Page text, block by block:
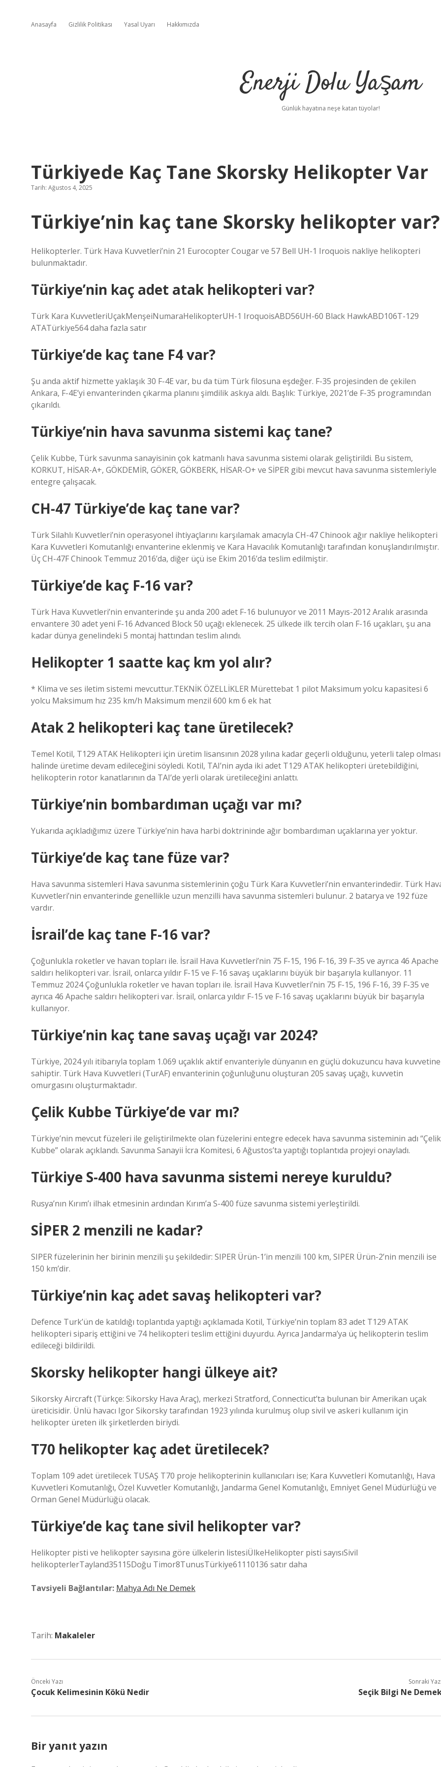
Anasayfa Gizlilik Politikası Yasal Uyarı Hakkımızda
Enerji Dolu Yaşam
Günlük hayatına neşe katan tüyolar!
Türkiyede Kaç Tane Skorsky Helikopter Var
Tarih: Ağustos 4, 2025
Türkiye’nin kaç tane Skorsky helikopter var?
Helikopterler. Türk Hava Kuvvetleri’nin 21 Eurocopter Cougar ve 57 Bell UH-1 Iroquois nakliye helikopteri
bulunmaktadır.
Türkiye’nin kaç adet atak helikopteri var?
Türk Kara KuvvetleriUçakMenşeiNumaraHelikopterUH-1 IroquoisABD56UH-60 Black HawkABD106T-129
ATATürkiye564 daha fazla satır
Türkiye’de kaç tane F4 var?
Şu anda aktif hizmette yaklaşık 30 F-4E var, bu da tüm Türk filosuna eşdeğer. F-35 projesinden de çekilen
Ankara, F-4E’yi envanterinden çıkarma planını şimdilik askıya aldı. Başlık: Türkiye, 2021’de F-35 programından
çıkarıldı.
Türkiye’nin hava savunma sistemi kaç tane?
Çelik Kubbe, Türk savunma sanayisinin çok katmanlı hava savunma sistemi olarak geliştirildi. Bu sistem,
KORKUT, HİSAR-A+, GÖKDEMİR, GÖKER, GÖKBERK, HİSAR-O+ ve SİPER gibi mevcut hava savunma sistemleriyle
entegre çalışacak.
CH-47 Türkiye’de kaç tane var?
Türk Silahlı Kuvvetleri’nin operasyonel ihtiyaçlarını karşılamak amacıyla CH-47 Chinook ağır nakliye helikopteri
Kara Kuvvetleri Komutanlığı envanterine eklenmiş ve Kara Havacılık Komutanlığı tarafından konuşlandırılmıştır.
Üç CH-47F Chinook Temmuz 2016’da, diğer üçü ise Ekim 2016’da teslim edilmiştir.
Türkiye’de kaç F-16 var?
Türk Hava Kuvvetleri’nin envanterinde şu anda 200 adet F-16 bulunuyor ve 2011 Mayıs-2012 Aralık arasında
envantere 30 adet yeni F-16 Advanced Block 50 uçağı eklenecek. 25 ülkede ilk tercih olan F-16 uçakları, şu ana
kadar dünya genelindeki 5 montaj hattından teslim alındı.
Helikopter 1 saatte kaç km yol alır?
* Klima ve ses iletim sistemi mevcuttur.TEKNİK ÖZELLİKLER Mürettebat 1 pilot Maksimum yolcu kapasitesi 6
yolcu Maksimum hız 235 km/h Maksimum menzil 600 km 6 ek hat
Atak 2 helikopteri kaç tane üretilecek?
Temel Kotil, T129 ATAK Helikopteri için üretim lisansının 2028 yılına kadar geçerli olduğunu, yeterli talep olması
halinde üretime devam edileceğini söyledi. Kotil, TAI’nin ayda iki adet T129 ATAK helikopteri üretebildiğini,
helikopterin rotor kanatlarının da TAI’de yerli olarak üretileceğini anlattı.
Türkiye’nin bombardıman uçağı var mı?
Yukarıda açıkladığımız üzere Türkiye’nin hava harbi doktrininde ağır bombardıman uçaklarına yer yoktur.
Türkiye’de kaç tane füze var?
Hava savunma sistemleri Hava savunma sistemlerinin çoğu Türk Kara Kuvvetleri’nin envanterindedir. Türk
Kuvvetleri’nin envanterinde genellikle uzun menzilli hava savunma sistemleri bulunur. 2 batarya ve 192 füze
vardır.
İsrail’de kaç tane F-16 var?
Çoğunlukla roketler ve havan topları ile. İsrail Hava Kuvvetleri’nin 75 F-15, 196 F-16, 39 F-35 ve ayrıca 46 Apache
saldırı helikopteri var. İsrail, onlarca yıldır F-15 ve F-16 savaş uçaklarını büyük bir başarıyla kullanıyor. 11
Temmuz 2024 Çoğunlukla roketler ve havan topları ile. İsrail Hava Kuvvetleri’nin 75 F-15, 196 F-16, 39 F-35 ve
ayrıca 46 Apache saldırı helikopteri var. İsrail, onlarca yıldır F-15 ve F-16 savaş uçaklarını büyük bir başarıyla
kullanıyor.
Türkiye’nin kaç tane savaş uçağı var 2024?
Türkiye, 2024 yılı itibarıyla toplam 1.069 uçaklık aktif envanteriyle dünyanın en güçlü dokuzuncu hava kuvvetine
sahiptir. Türk Hava Kuvvetleri (TurAF) envanterinin çoğunluğunu oluşturan 205 savaş uçağı, kuvvetin
omurgasını oluşturmaktadır.
Çelik Kubbe Türkiye’de var mı?
Türkiye’nin mevcut füzeleri ile geliştirilmekte olan füzelerini entegre edecek hava savunma sisteminin adı “Çelik
Kubbe” olarak açıklandı. Savunma Sanayii İcra Komitesi, 6 Ağustos’ta yaptığı toplantıda projeyi onayladı.
Türkiye S-400 hava savunma sistemi nereye kuruldu?
Rusya’nın Kırım’ı ilhak etmesinin ardından Kırım’a S-400 füze savunma sistemi yerleştirildi.
SİPER 2 menzili ne kadar?
SIPER füzelerinin her birinin menzili şu şekildedir: SIPER Ürün-1’in menzili 100 km, SIPER Ürün-2’nin menzili ise
150 km’dir.
Türkiye’nin kaç adet savaş helikopteri var?
Defence Turk’ün de katıldığı toplantıda yaptığı açıklamada Kotil, Türkiye’nin toplam 83 adet T129 ATAK
helikopteri sipariş ettiğini ve 74 helikopteri teslim ettiğini duyurdu. Ayrıca Jandarma’ya üç helikopterin teslim
edileceği bildirildi.
Skorsky helikopter hangi ülkeye ait?
Sikorsky Aircraft (Türkçe: Sikorsky Hava Araç), merkezi Stratford, Connecticut’ta bulunan bir Amerikan uçak
üreticisidir. Ünlü havacı Igor Sikorsky tarafından 1923 yılında kurulmuş olup sivil ve askeri kullanım için
helikopter üreten ilk şirketlerden biriydi.
T70 helikopter kaç adet üretilecek?
Toplam 109 adet üretilecek TUSAŞ T70 proje helikopterinin kullanıcıları ise; Kara Kuvvetleri Komutanlığı, Hava
Kuvvetleri Komutanlığı, Özel Kuvvetler Komutanlığı, Jandarma Genel Komutanlığı, Emniyet Genel Müdürlüğü ve
Orman Genel Müdürlüğü olacak.
Türkiye’de kaç tane sivil helikopter var?
Helikopter pisti ve helikopter sayısına göre ülkelerin listesiÜlkeHelikopter pisti sayısıSivil
helikopterlerTayland35115Doğu Timor8TunusTürkiye61110136 satır daha
Tavsiyeli Bağlantılar: Mahya Adı Ne Demek
Tarih: Makaleler
Önceki Yazı
Çocuk Kelimesinin Kökü Nedir
Sonraki
Seçik Bilgi Ne
Bir yanıt yazın